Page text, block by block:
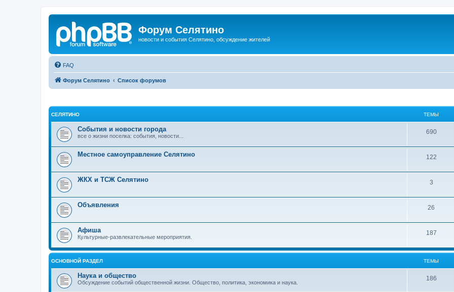
Форум Селятино
новости и события Селятино, обсуждение жителей
FAQ
Форум Селятино Список форумов
СЕЛЯТИНО ТЕМЫ
События и новости города
все о жизни поселка: события, новости...
690
Местное самоуправление Селятино 122
ЖКХ и ТСЖ Селятино 3
Объявления 26
Афиша
Культурные-развлекательные мероприятия.
187
ОСНОВНОЙ РАЗДЕЛ ТЕМЫ
Наука и общество
Обсуждение событий общественной жизни. Общество, политика, экономика и наука.
186